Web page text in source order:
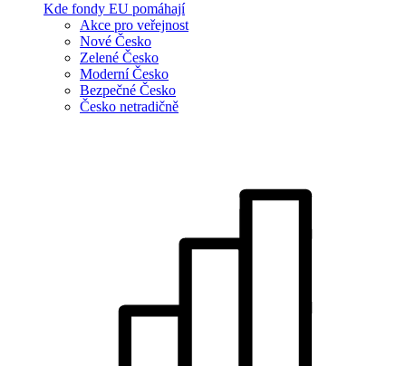
Kde fondy EU pomáhají
Akce pro veřejnost
Nové Česko
Zelené Česko
Moderní Česko
Bezpečné Česko
Česko netradičně